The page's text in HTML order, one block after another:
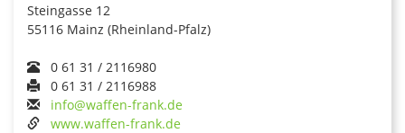
Steingasse 12
55116 Mainz (Rheinland-Pfalz)
0 61 31 / 2116980
0 61 31 / 2116988
info@waffen-frank.de
www.waffen-frank.de